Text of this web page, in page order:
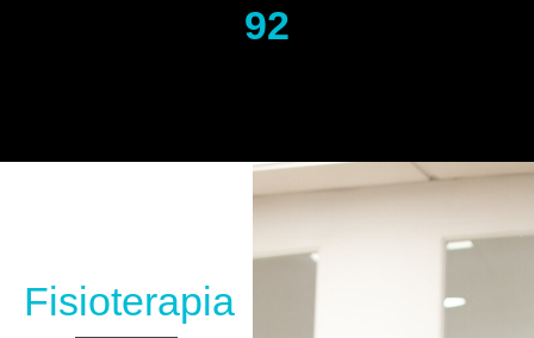
92
Fisioterapia